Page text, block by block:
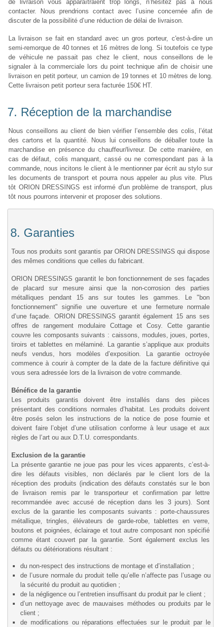
de livraison vous apparaîtraient trop longs, n’hésitez pas à nous
contacter. Nous prendrions contact avec l’usine concernée afin de
discuter de la possibilité d’une réduction de délai de livraison.
La livraison se fait en standard avec un gros porteur, c'est-à-dire un
semi-remorque de 40 tonnes et 16 mètres de long. Si toutefois ce type
de véhicule ne passait pas chez le client, nous conseillons de le
signaler à la commerciale lors du point technique afin de choisir une
livraison en petit porteur, un camion de 19 tonnes et 10 mètres de long.
Cette livraison petit porteur sera facturée 150€ HT.
7. Réception de la marchandise
Nous conseillons au client de bien vérifier l’ensemble des colis, l’état
des cartons et la quantité. Nous lui conseillons de déballer toute la
marchandise en présence du chauffeur/livreur. De cette manière, en
cas de défaut, colis manquant, cassé ou ne correspondant pas à la
commande, nous incitons le client à le mentionner par écrit au stylo sur
les documents de transport et pourra nous appeler au plus vite. Plus
tôt ORION DRESSINGS est informé d'un problème de transport, plus
tôt nous pourrons intervenir et proposer des solutions.
8. Garanties
Tous nos produits sont garantis par ORION DRESSINGS qui dispose
des mêmes conditions que celles du fabricant.
ORION DRESSINGS garantit le bon fonctionnement de ses façades
de placard sur mesure ainsi que la non-corrosion des parties
métalliques pendant 15 ans sur toutes les gammes. Le "bon
fonctionnement" signifie une ouverture et une fermeture normale
d’une façade. ORION DRESSINGS garantit également 15 ans ses
offres de rangement modulaire Cottage et Cosy. Cette garantie
couvre les composants suivants : caissons, modules, joues, portes,
tiroirs et tablettes en mélaminé. La garantie s’applique aux produits
neufs vendus, hors modèles d’exposition. La garantie octroyée
commence à courir à compter de la date de la facture définitive qui
vous sera adressée lors de la livraison de votre commande.
Bénéfice de la garantie
Les produits garantis doivent être installés dans des pièces
présentant des conditions normales d’habitat. Les produits doivent
être posés selon les instructions de la notice de pose fournie et
doivent faire l’objet d’une utilisation conforme à leur usage et aux
règles de l’art ou aux D.T.U. correspondants.
Exclusion de la garantie
La présente garantie ne joue pas pour les vices apparents, c’est-à-
dire les défauts visibles, non déclarés par le client lors de la
réception des produits (indication des défauts constatés sur le bon
de livraison remis par le transporteur et confirmation par lettre
recommandée avec accusé de réception dans les 3 jours). Sont
exclus de la garantie les composants suivants : porte-chaussures
métallique, tringles, élévateurs de garde-robe, tablettes en verre,
boutons et poignées, éclairage et tout autre composant non spécifié
comme étant couvert par la garantie. Sont également exclus les
défauts ou détériorations résultant :
du non-respect des instructions de montage et d’installation ;
de l’usure normale du produit telle qu’elle n’affecte pas l’usage ou
la sécurité du produit au quotidien ;
de la négligence ou l’entretien insuffisant du produit par le client ;
d’un nettoyage avec de mauvaises méthodes ou produits par le
client ;
de modifications ou réparations effectuées sur le produit par le